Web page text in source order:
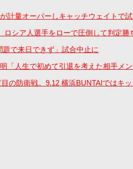
量オーバーしキャッチウェイトで
シア人選手をローで圧倒して判定勝
で来日できず」試合中止に
人生で初めて引退を考えた相手メ
の防衛戦。9.12 横浜BUNTAIではキ